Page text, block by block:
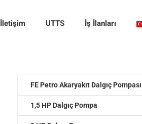
İletişim UTTS İş İlanları
FE Petro Akaryakıt Dalgıç Pompası
1,5 HP Dalgıç Pompa